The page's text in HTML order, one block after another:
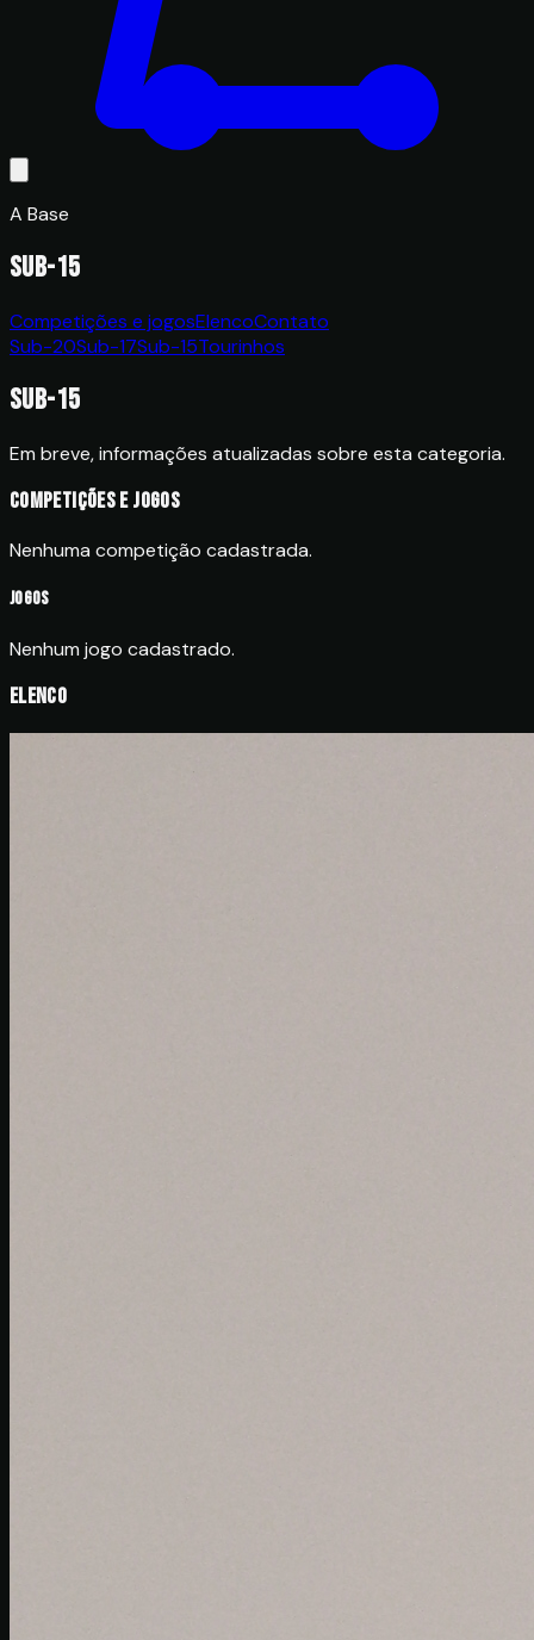
A Base
Sub-15
Competições e jogosElencoContato
Sub-20Sub-17Sub-15Tourinhos
Sub-15
Em breve, informações atualizadas sobre esta categoria.
Competições e jogos
Nenhuma competição cadastrada.
Jogos
Nenhum jogo cadastrado.
Elenco